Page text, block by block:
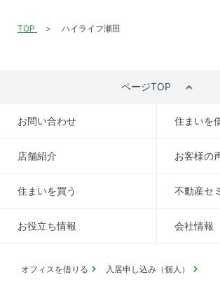
TOP ハイライフ瀬田
ページTOP
お問い合わせ 住まいを
店舗紹介 お客様の
住まいを買う 不動産セ
お役立ち情報 会社情報
オフィスを借りる
入居申し込み（個人）